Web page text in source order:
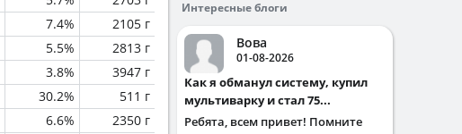
7.4%
2105 г
5.5%
2813 г
3.8%
3947 г
30.2%
511 г
6.6% 2350 г
Интересные блоги
Вова
01-08-2026
Как я обманул систему, купил
мультиварку и стал 75...
Ребята, всем привет! Помните